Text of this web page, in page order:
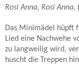
Rosi Anna, Rosi
Das Minimädel hüpft
Lied eine Nachwehe
zu langweilig wird,
huscht die Treppen